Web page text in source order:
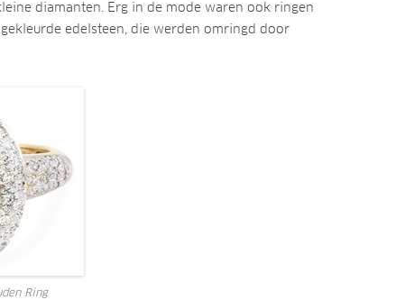
diamanten. Erg in de mode waren ook ringen
edelsteen, die werden omringd door
Ring